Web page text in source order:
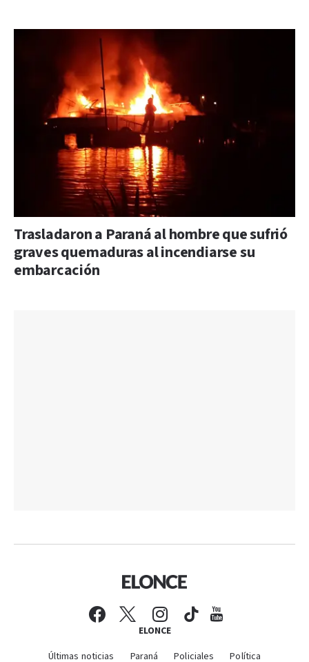
Trasladaron a Paraná al hombre que sufrió
graves quemaduras al incendiarse su
embarcación
ELONCE
Últimas noticias Paraná Policiales Política